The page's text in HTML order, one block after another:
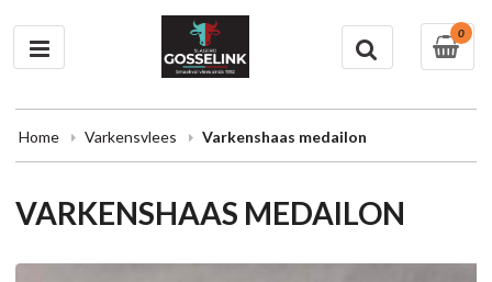
0
Home Varkensvlees Varkenshaas medailon
VARKENSHAAS MEDAILON